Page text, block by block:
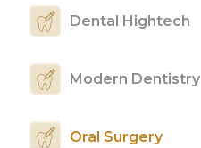
Dental Hightech
Modern Dentistry
Oral Surgery